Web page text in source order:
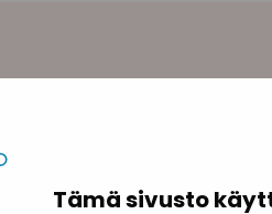
Tämä sivusto
Helsinki